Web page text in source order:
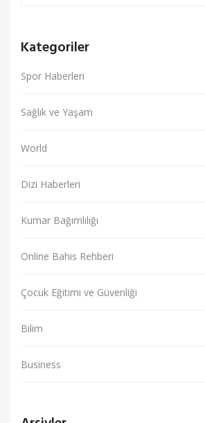
Kategoriler
Spor Haberleri
Sağlık ve Yaşam
World
Dizi Haberleri
Kumar Bağımlılığı
Online Bahis Rehberi
Çocuk Eğitimi ve Güvenliği
Bilim
Business